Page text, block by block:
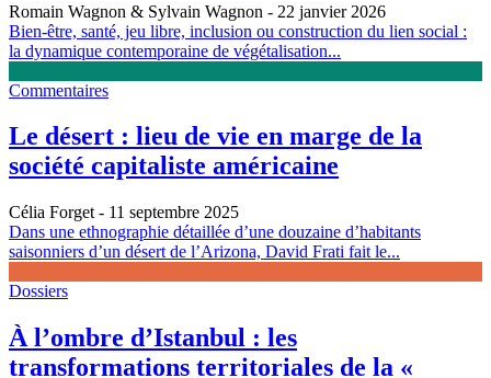
Romain Wagnon & Sylvain Wagnon - 22 janvier 2026
Bien-être, santé, jeu libre, inclusion ou construction du lien social :
la dynamique contemporaine de végétalisation...
Commentaires
Le désert : lieu de vie en marge de la
société capitaliste américaine
Célia Forget - 11 septembre 2025
Dans une ethnographie détaillée d’une douzaine d’habitants
saisonniers d’un désert de l’Arizona, David Frati fait le...
Dossiers
À l’ombre d’Istanbul : les
transformations territoriales de la «